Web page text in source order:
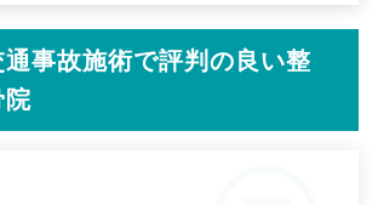
事故施術で評判の良い整
院